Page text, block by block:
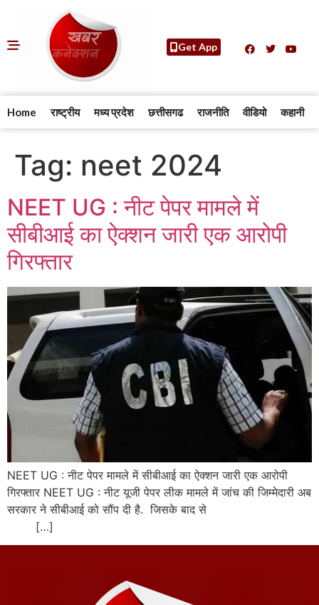
Get App
Home राष्ट्रीय मध्य प्रदेश छत्तीसगढ राजनीति वीडियो कहानी
Tag: neet 2024
NEET UG : नीट पेपर मामले में
सीबीआई का ऐक्शन जारी एक आरोपी
गिरफ्तार
NEET UG : नीट पेपर मामले में सीबीआई का ऐक्शन जारी एक आरोपी
गिरफ्तार NEET UG : नीट यूजी पेपर लीक मामले में जांच की जिम्मेदारी अब
सरकार ने सीबीआई को सौंप दी है. जिसके बाद से
[…]